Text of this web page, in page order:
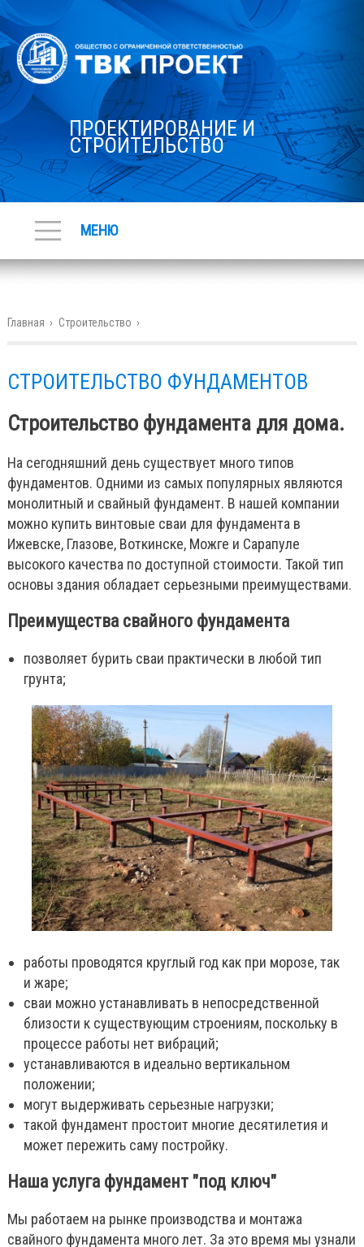
ПРОЕКТИРОВАНИЕ И
СТРОИТЕЛЬСТВО
МЕНЮ
Главная › Строительство ›
СТРОИТЕЛЬСТВО ФУНДАМЕНТОВ
Строительство фундамента для дома.
На сегодняшний день существует много типов
фундаментов. Одними из самых популярных являются
монолитный и свайный фундамент. В нашей компании
можно купить винтовые сваи для фундамента в
Ижевске, Глазове, Воткинске, Можге и Сарапуле
высокого качества по доступной стоимости. Такой тип
основы здания обладает серьезными преимуществами.
Преимущества свайного фундамента
позволяет бурить сваи практически в любой тип
грунта;
работы проводятся круглый год как при морозе, так
и жаре;
сваи можно устанавливать в непосредственной
близости к существующим строениям, поскольку в
процессе работы нет вибраций;
устанавливаются в идеально вертикальном
положении;
могут выдерживать серьезные нагрузки;
такой фундамент простоит многие десятилетия и
может пережить саму постройку.
Наша услуга фундамент "под ключ"
Мы работаем на рынке производства и монтажа
свайного фундамента много лет. За это время мы узнали